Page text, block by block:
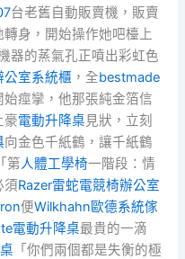
台老舊自動販賣機，販賣
身，開始操作她吧檯上
器的蒸氣孔正噴出彩虹色
公室系統櫃 ，全bestmade
始痙攣，他那張純金箔信
豪電動升降桌見狀，立刻
向金色千紙鶴，讓千紙鶴
第人體工學椅一階段：情
須Razer雷蛇電競椅辦公室
便Wilkhahn歐德系統傢
電動升降桌最貴的一滴
「你們兩個都是失衡的極